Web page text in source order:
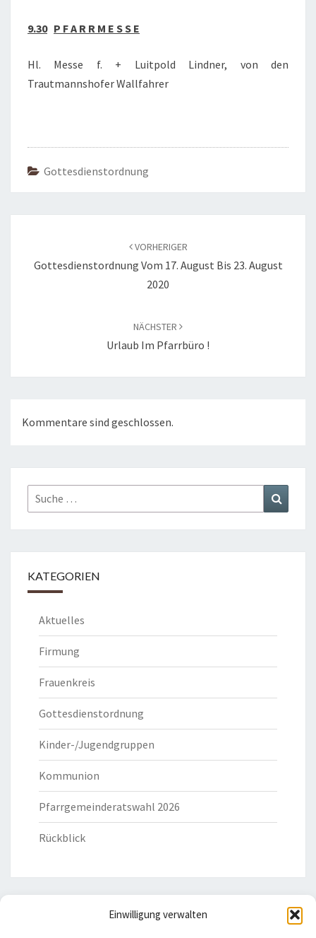
Einwilligung verwalten
9.30 P F A R R M E S S E
Hl. Messe f. + Luitpold Lindner, von den
Trautmannshofer Wallfahrer
Gottesdienstordnung
VORHERIGER
Gottesdienstordnung Vom 17. August Bis 23. August
2020
NÄCHSTER
Urlaub Im Pfarrbüro !
Kommentare sind geschlossen.
Suche
nach:
KATEGORIEN
Aktuelles
Firmung
Frauenkreis
Gottesdienstordnung
Kinder-/Jugendgruppen
Kommunion
Pfarrgemeinderatswahl 2026
Rückblick